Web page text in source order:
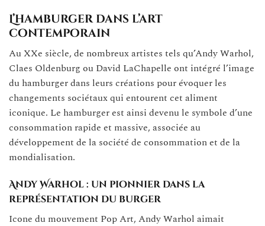
L’hamburger dans l’art
contemporain
Au XXe siècle, de nombreux artistes tels qu’Andy Warhol,
Claes Oldenburg ou David LaChapelle ont intégré l’image
du hamburger dans leurs créations pour évoquer les
changements sociétaux qui entourent cet aliment
iconique. Le hamburger est ainsi devenu le symbole d’une
consommation rapide et massive, associée au
développement de la société de consommation et de la
mondialisation.
Andy Warhol : un pionnier dans la
représentation du burger
Icone du mouvement Pop Art, Andy Warhol aimait